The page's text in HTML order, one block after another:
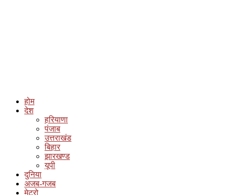
होम
देश
हरियाणा
पंजाब
उत्तराखंड
बिहार
झारखण्ड
यूपी
दुनिया
अजब-गजब
मेट्रो